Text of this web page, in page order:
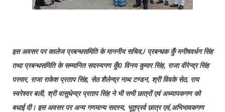
इस अवसर पर कालेज प्रबन्धसमिति के माननीय सचिव,/ प्रबन्धक कुँ मनीषवर्धन सिंह
तथा प्रबन्धसमिति के सम्मानित सदस्यगण कुँ0 विनय कुमार सिंह, राजा वीरेन्द्र सिंह
परमार, राजा राकेश प्रताप सिंह, सेठ शैलेन्द्र नाथ टण्डन, श्री विवके सेठ, राय
स्वरेश्वर बली, श्री वासुधेन्द्र प्रताप सिंह ने भी सभी छात्रों एवं अध्यापकगण को
बधाई दी। इस अवसर पर अन्य गणमान्य सदस्य, भूतृप्रर्व छात्र एवं,अभिभावकगण